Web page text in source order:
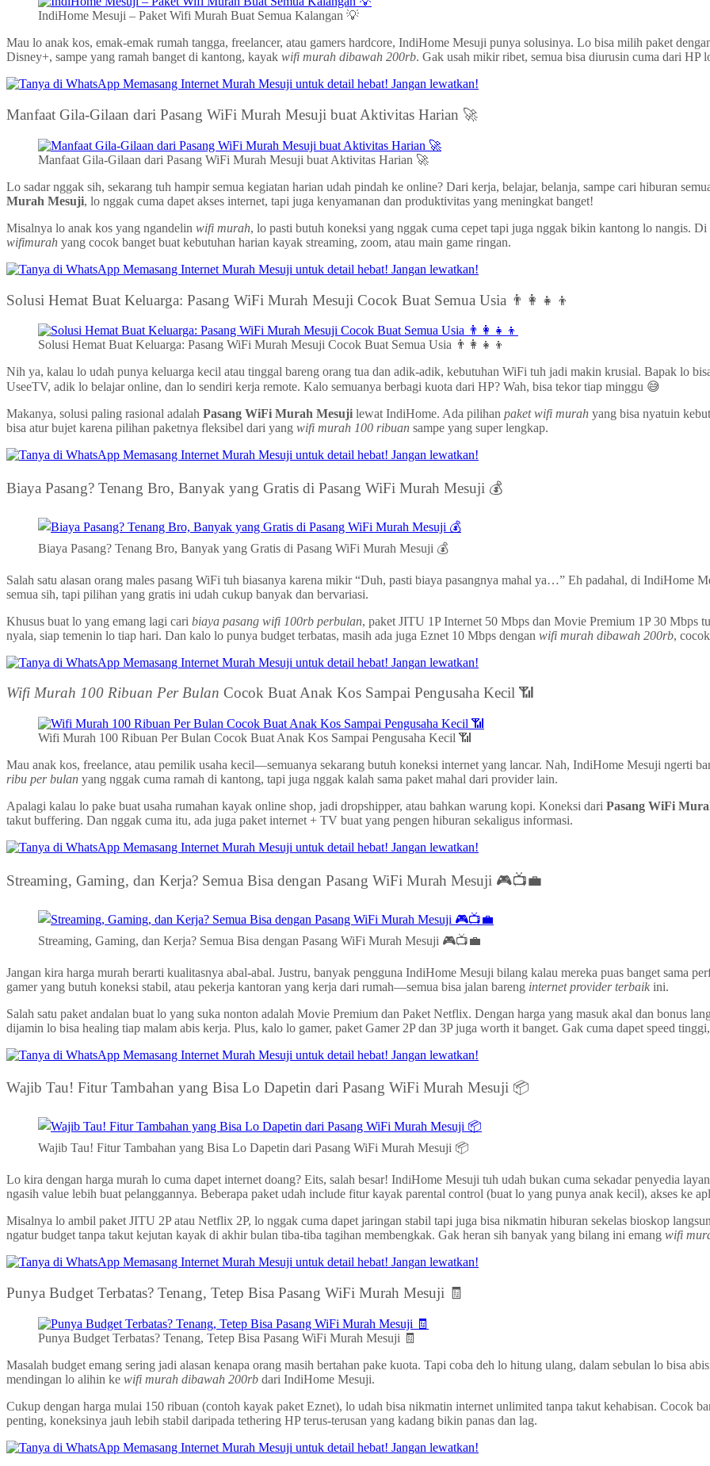
IndiHome Mesuji – Paket Wifi Murah Buat Semua Kalangan 💡
Mau lo anak kos, emak-emak rumah tangga, freelancer, atau gamers hardcore, IndiHome Mesuji punya solusinya. Lo bisa milih paket
Disney+, sampe yang ramah banget di kantong, kayak wifi murah dibawah 200rb. Gak usah mikir ribet, semua bisa diurusin cuma dari HP
Manfaat Gila-Gilaan dari Pasang WiFi Murah Mesuji buat Aktivitas Harian 🚀
Manfaat Gila-Gilaan dari Pasang WiFi Murah Mesuji buat Aktivitas Harian 🚀
Lo sadar nggak sih, sekarang tuh hampir semua kegiatan harian udah pindah ke online? Dari kerja, belajar, belanja, sampe cari hiburan
Murah Mesuji, lo nggak cuma dapet akses internet, tapi juga kenyamanan dan produktivitas yang meningkat banget!
Misalnya lo anak kos yang ngandelin wifi murah, lo pasti butuh koneksi yang nggak cuma cepet tapi juga nggak bikin kantong lo nangis.
wifimurah yang cocok banget buat kebutuhan harian kayak streaming, zoom, atau main game ringan.
Solusi Hemat Buat Keluarga: Pasang WiFi Murah Mesuji Cocok Buat Semua Usia 👨‍👩‍👧‍👦
Solusi Hemat Buat Keluarga: Pasang WiFi Murah Mesuji Cocok Buat Semua Usia 👨‍👩‍👧‍👦
Nih ya, kalau lo udah punya keluarga kecil atau tinggal bareng orang tua dan adik-adik, kebutuhan WiFi tuh jadi makin krusial. Bapak lo
UseeTV, adik lo belajar online, dan lo sendiri kerja remote. Kalo semuanya berbagi kuota dari HP? Wah, bisa tekor tiap minggu 😅
Makanya, solusi paling rasional adalah Pasang WiFi Murah Mesuji lewat IndiHome. Ada pilihan paket wifi murah yang bisa nyatuin
bisa atur bujet karena pilihan paketnya fleksibel dari yang wifi murah 100 ribuan sampe yang super lengkap.
Biaya Pasang? Tenang Bro, Banyak yang Gratis di Pasang WiFi Murah Mesuji 💰
Biaya Pasang? Tenang Bro, Banyak yang Gratis di Pasang WiFi Murah Mesuji 💰
Salah satu alasan orang males pasang WiFi tuh biasanya karena mikir “Duh, pasti biaya pasangnya mahal ya…” Eh padahal, di IndiHome
semua sih, tapi pilihan yang gratis ini udah cukup banyak dan bervariasi.
Khusus buat lo yang emang lagi cari biaya pasang wifi 100rb perbulan, paket JITU 1P Internet 50 Mbps dan Movie Premium 1P 30 Mbps
nyala, siap temenin lo tiap hari. Dan kalo lo punya budget terbatas, masih ada juga Eznet 10 Mbps dengan wifi murah dibawah 200rb,
Wifi Murah 100 Ribuan Per Bulan Cocok Buat Anak Kos Sampai Pengusaha Kecil 📶
Wifi Murah 100 Ribuan Per Bulan Cocok Buat Anak Kos Sampai Pengusaha Kecil 📶
Mau anak kos, freelance, atau pemilik usaha kecil—semuanya sekarang butuh koneksi internet yang lancar. Nah, IndiHome Mesuji ngerti
ribu per bulan yang nggak cuma ramah di kantong, tapi juga nggak kalah sama paket mahal dari provider lain.
Apalagi kalau lo pake buat usaha rumahan kayak online shop, jadi dropshipper, atau bahkan warung kopi. Koneksi dari Pasang WiFi
takut buffering. Dan nggak cuma itu, ada juga paket internet + TV buat yang pengen hiburan sekaligus informasi.
Streaming, Gaming, dan Kerja? Semua Bisa dengan Pasang WiFi Murah Mesuji 🎮📺💼
Streaming, Gaming, dan Kerja? Semua Bisa dengan Pasang WiFi Murah Mesuji 🎮📺💼
Jangan kira harga murah berarti kualitasnya abal-abal. Justru, banyak pengguna IndiHome Mesuji bilang kalau mereka puas banget sama
gamer yang butuh koneksi stabil, atau pekerja kantoran yang kerja dari rumah—semua bisa jalan bareng internet provider terbaik ini.
Salah satu paket andalan buat lo yang suka nonton adalah Movie Premium dan Paket Netflix. Dengan harga yang masuk akal dan bonus
dijamin lo bisa healing tiap malam abis kerja. Plus, kalo lo gamer, paket Gamer 2P dan 3P juga worth it banget. Gak cuma dapet speed
Wajib Tau! Fitur Tambahan yang Bisa Lo Dapetin dari Pasang WiFi Murah Mesuji 📦
Wajib Tau! Fitur Tambahan yang Bisa Lo Dapetin dari Pasang WiFi Murah Mesuji 📦
Lo kira dengan harga murah lo cuma dapet internet doang? Eits, salah besar! IndiHome Mesuji tuh udah bukan cuma sekadar penyedia
ngasih value lebih buat pelanggannya. Beberapa paket udah include fitur kayak parental control (buat lo yang punya anak kecil), akses ke
Misalnya lo ambil paket JITU 2P atau Netflix 2P, lo nggak cuma dapet jaringan stabil tapi juga bisa nikmatin hiburan sekelas bioskop
ngatur budget tanpa takut kejutan kayak di akhir bulan tiba-tiba tagihan membengkak. Gak heran sih banyak yang bilang ini emang wifi
Punya Budget Terbatas? Tenang, Tetep Bisa Pasang WiFi Murah Mesuji 🧾
Punya Budget Terbatas? Tenang, Tetep Bisa Pasang WiFi Murah Mesuji 🧾
Masalah budget emang sering jadi alasan kenapa orang masih bertahan pake kuota. Tapi coba deh lo hitung ulang, dalam sebulan lo bisa
mendingan lo alihin ke wifi murah dibawah 200rb dari IndiHome Mesuji.
Cukup dengan harga mulai 150 ribuan (contoh kayak paket Eznet), lo udah bisa nikmatin internet unlimited tanpa takut kehabisan. Cocok
penting, koneksinya jauh lebih stabil daripada tethering HP terus-terusan yang kadang bikin panas dan lag.